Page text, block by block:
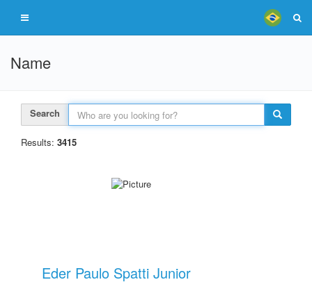
Name
Search
Results: 3415
Eder Paulo Spatti Junior